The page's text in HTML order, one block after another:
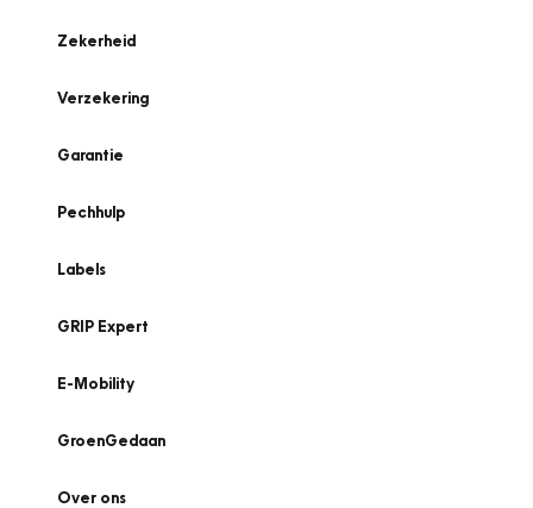
Zekerheid
Verzekering
Garantie
Pechhulp
Labels
GRIP Expert
E-Mobility
GroenGedaan
Over ons